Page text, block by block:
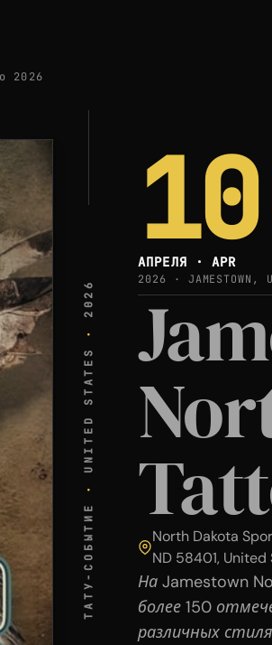
2026
ТАТУ-СОБЫТИЕ
·
UNITED STATES
·
2026
10
АПРЕЛЯ · APR
2026 · JAMESTOWN,
North Dakota
ND 58401, United
На Jamestown
более 150
различных